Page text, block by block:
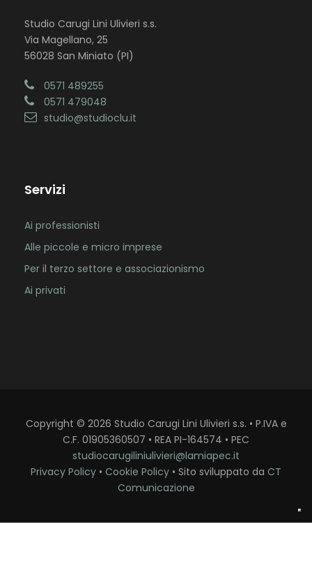
Studio Carugi Lini Ulivieri s.s.
Via Magellano, 25
56028 San Miniato (PI)
0571 489255
0571 479048
studio@studioclu.it
Servizi
Ai professionisti
Alle piccole e micro imprese
Per il terzo settore e associazionismo
Ai privati
Copyright © 2026 Studio Carugi Lini Ulivieri s.s. • P.IVA e
C.F. 01905360507 • REA PI-164574 • PEC
studiocarugiliniulivieri@lamiapec.it
Privacy Policy • Cookie Policy • Sito sviluppato da CT
Comunicazione